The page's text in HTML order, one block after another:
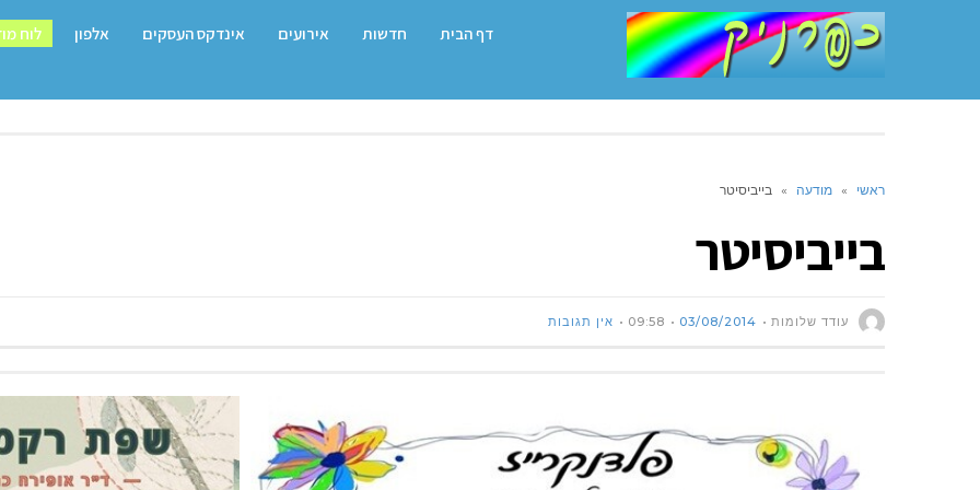
דף הבית חדשות אירועים אינדקס העסקים אלפון לוח
ראשי » מודעה » בייביסיטר
בייביסיטר
עודד שלומות 03/08/2014
09:58 אין תגובות